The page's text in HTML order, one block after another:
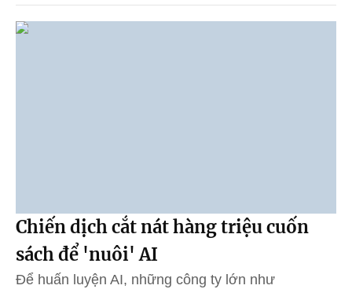
Chiến dịch cắt nát hàng triệu cuốn
sách để 'nuôi' AI
Để huấn luyện AI, những công ty lớn như